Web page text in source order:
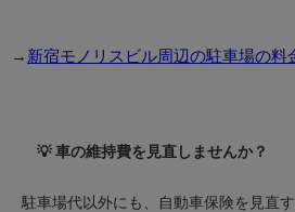
→ 新宿モノリスビル周辺の駐車場の料
💡 車の維持費を見直しませんか？
駐車場代以外にも、自動車保険を見直